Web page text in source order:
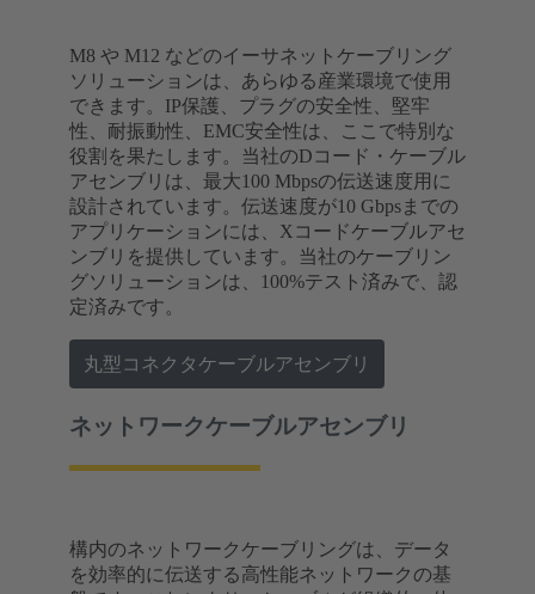
M8 や M12 などのイーサネットケーブリング
ソリューションは、あらゆる産業環境で使用
できます。IP保護、プラグの安全性、堅牢
性、耐振動性、EMC安全性は、ここで特別な
役割を果たします。当社のDコード・ケーブル
アセンブリは、最大100 Mbpsの伝送速度用に
設計されています。伝送速度が10 Gbpsまでの
アプリケーションには、Xコードケーブルアセ
ンブリを提供しています。当社のケーブリン
グソリューションは、100%テスト済みで、認
定済みです。
丸型コネクタケーブルアセンブリ
ネットワークケーブルアセンブリ
構内のネットワークケーブリングは、データ
を効率的に伝送する高性能ネットワークの基